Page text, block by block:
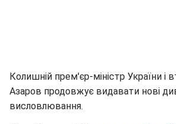
Колишній прем'єр-міністр України і
Азаров продовжує видавати нові
висловлювання.